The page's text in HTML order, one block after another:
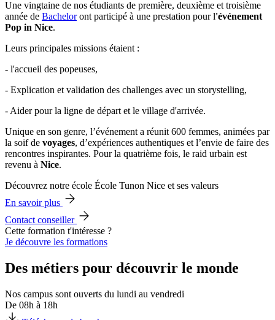
Une vingtaine de nos étudiants de première, deuxième et troisième
année de Bacheloront participé à une prestation pour l'événement
Pop in Nice.
Leurs principales missions étaient :
- l'accueil des popeuses,
- Explication et validation des challenges avec un storystelling,
- Aider pour la ligne de départ et le village d'arrivée.
Unique en son genre, l’événement a réunit 600 femmes, animées par
la soif de voyages, d’expériences authentiques et l’envie de faire des
rencontres inspirantes. Pour la quatrième fois, le raid urbain est
revenu à Nice.
Découvrez notre école École Tunon Nice et ses valeurs
En savoir plus
Contact conseiller
Cette formation t'intéresse ?
Je découvre les formations
Des métiers pour découvrir le monde
Nos campus sont ouverts du lundi au vendredi
De 08h à 18h